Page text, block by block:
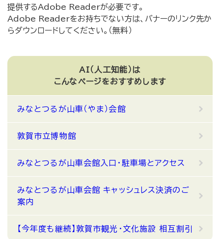
提供するAdobe Readerが必要です。
Adobe Readerをお持ちでない方は、バナーのリンク先か
らダウンロードしてください。（無料）
AI（人工知能）は
こんなページをおすすめします
みなとつるが山車（やま）会館
敦賀市立博物館
みなとつるが山車会館入口・駐車場とアクセス
みなとつるが山車会館 キャッシュレス決済のご
案内
【今年度も継続】敦賀市観光・文化施設 相互割引